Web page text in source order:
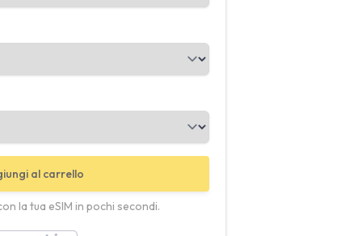
al carrello
la tua eSIM in pochi secondi.